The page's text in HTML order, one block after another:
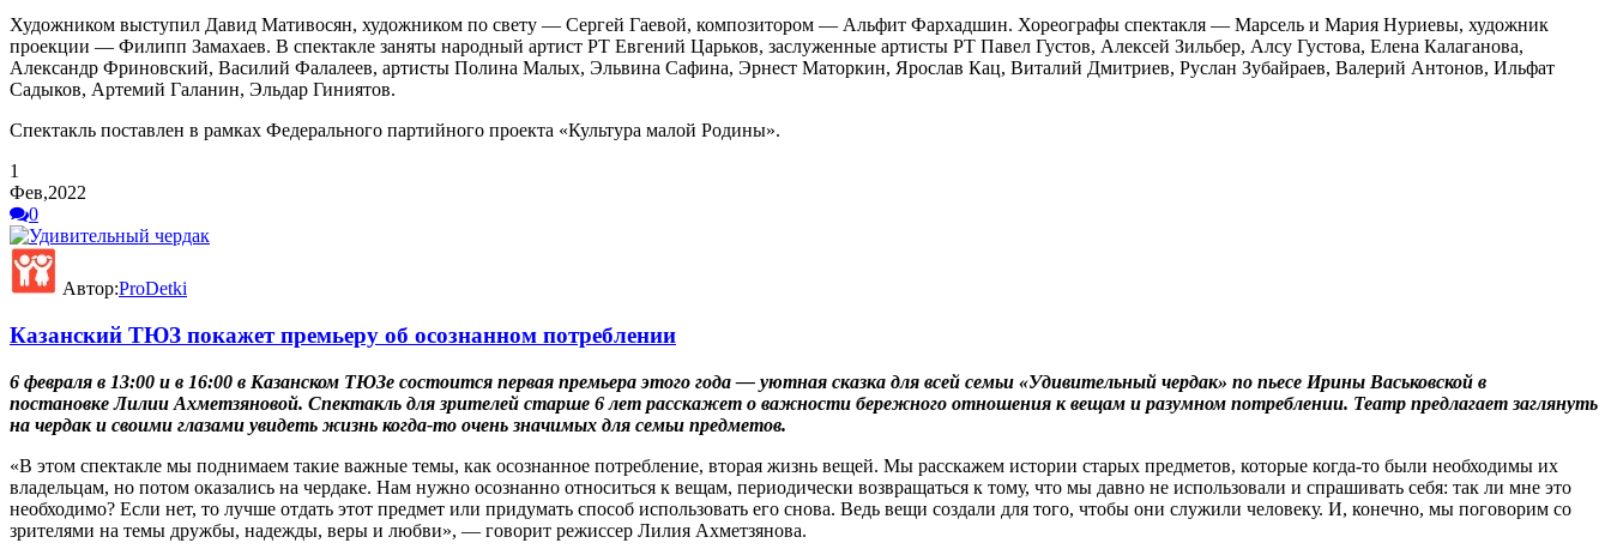
Художником выступил Давид Мативосян, художником по свету — Сергей Гаевой, композитором — Альфит Фархадшин. Хореографы спектакля — Марсель и Мария Нуриевы, художник
проекции — Филипп Замахаев. В спектакле заняты народный артист РТ Евгений Царьков, заслуженные артисты РТ Павел Густов, Алексей Зильбер, Алсу Густова, Елена Калаганова,
Александр Фриновский, Василий Фалалеев, артисты Полина Малых, Эльвина Сафина, Эрнест Маторкин, Ярослав Кац, Виталий Дмитриев, Руслан Зубайраев, Валерий Антонов, Ильфат
Садыков, Артемий Галанин, Эльдар Гиниятов.
Спектакль поставлен в рамках Федерального партийного проекта «Культура малой Родины».
1
Фев,2022
0
Автор:ProDetki
Казанский ТЮЗ покажет премьеру об осознанном потреблении
6 февраля в 13:00 и в 16:00 в Казанском ТЮЗе состоится первая премьера этого года — уютная сказка для всей семьи «Удивительный чердак» по пьесе Ирины Васьковской в
постановке Лилии Ахметзяновой. Спектакль для зрителей старше 6 лет расскажет о важности бережного отношения к вещам и разумном потреблении. Театр предлагает заглянуть
на чердак и своими глазами увидеть жизнь когда-то очень значимых для семьи предметов.
«В этом спектакле мы поднимаем такие важные темы, как осознанное потребление, вторая жизнь вещей. Мы расскажем истории старых предметов, которые когда-то были необходимы их
владельцам, но потом оказались на чердаке. Нам нужно осознанно относиться к вещам, периодически возвращаться к тому, что мы давно не использовали и спрашивать себя: так ли мне это
необходимо? Если нет, то лучше отдать этот предмет или придумать способ использовать его снова. Ведь вещи создали для того, чтобы они служили человеку. И, конечно, мы поговорим со
зрителями на темы дружбы, надежды, веры и любви», — говорит режиссер Лилия Ахметзянова.